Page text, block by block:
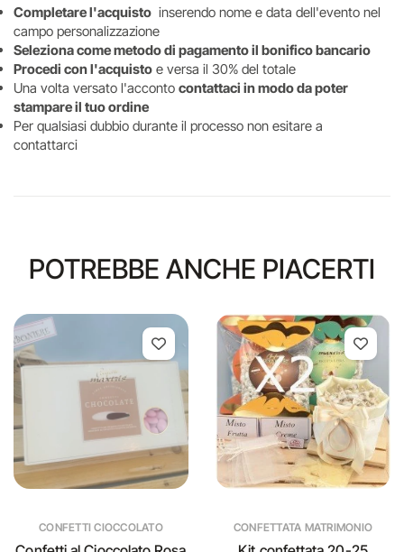
Completare l'acquisto inserendo nome e data dell'evento nel
campo personalizzazione
Seleziona come metodo di pagamento il bonifico bancario
Procedi con l'acquisto e versa il 30% del totale
Una volta versato l'acconto contattaci in modo da poter
stampare il tuo ordine
Per qualsiasi dubbio durante il processo non esitare a
contattarci
POTREBBE ANCHE PIACERTI
CONFETTI CIOCCOLATO CONFETTATA MATRIMONIO